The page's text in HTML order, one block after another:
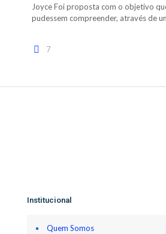
Joyce Foi proposta com o objetivo
pudessem compreender, através de
7
Institucional
Quem Somos